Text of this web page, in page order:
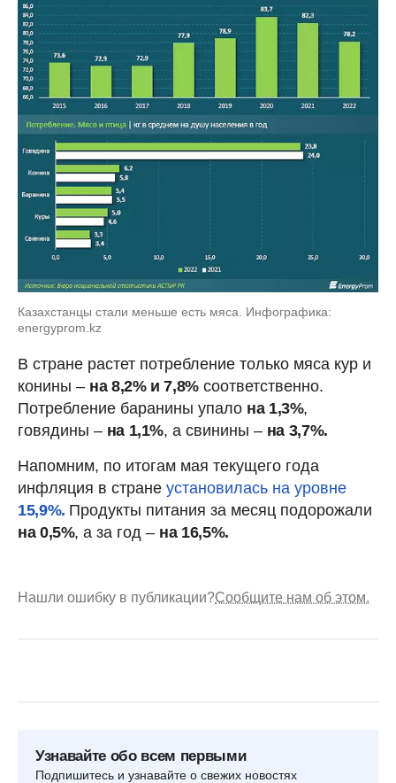
Казахстанцы стали меньше есть мяса. Инфографика:
energyprom.kz
В стране растет потребление только мяса кур и
конины – на 8,2% и 7,8%соответственно.
Потребление баранины упало на 1,3%,
говядины – на 1,1%, а свинины – на 3,7%.
Напомним, по итогам мая текущего года
инфляция в стране установилась на уровне
15,9%. Продукты питания за месяц подорожали
на 0,5%, а за год – на 16,5%.
Нашли ошибку в публикации?Сообщите нам об этом.
Узнавайте обо всем первыми
Подпишитесь и узнавайте о свежих новостях